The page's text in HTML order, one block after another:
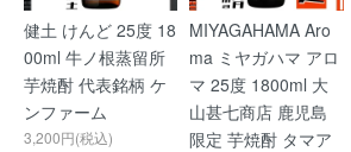
健土 けんど 25度 18
00ml 牛ノ根蒸留所
芋焼酎 代表銘柄 ケ
ンファーム
3,200円(税込)
MIYAGAHAMA Aro
ma ミヤガハマ アロ
マ 25度 1800ml 大
山甚七商店 鹿児島
限定 芋焼酎 タマア